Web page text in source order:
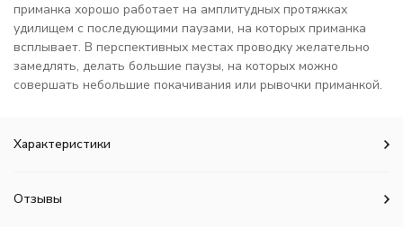
приманка хорошо работает на амплитудных протяжках
удилищем с последующими паузами, на которых приманка
всплывает. В перспективных местах проводку желательно
замедлять, делать большие паузы, на которых можно
совершать небольшие покачивания или рывочки приманкой.
Характеристики
Отзывы